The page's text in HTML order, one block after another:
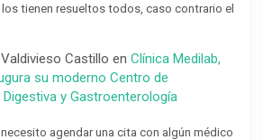
tienen resueltos todos, caso contrario el
Castillo en Clínica Medilab,
su moderno Centro de
y Gastroenterología
agendar una cita con algún médico